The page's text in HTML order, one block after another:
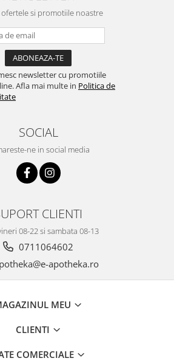
ofertele si promotiile noastre
newsletter cu promotiile
Afla mai multe in Politica de
SOCIAL
ne in social media
CLIENTI
08-22 si sambata 08-13
0711064602
apotheka.ro
MEU
CLIENTI
COMERCIALE